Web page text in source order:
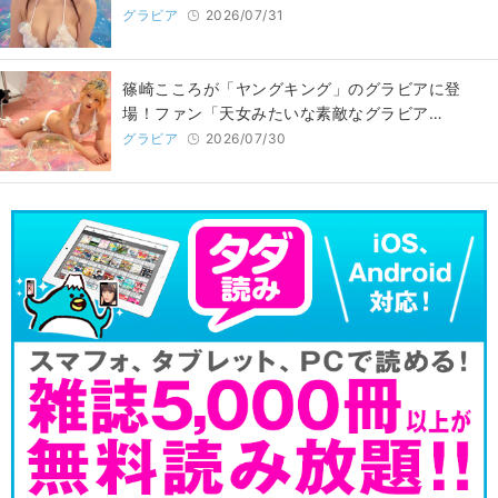
グラビア 2026/07/31
篠崎こころが「ヤングキング」のグラビアに登
場！ファン「天女みたいな素敵なグラビア…
グラビア 2026/07/30